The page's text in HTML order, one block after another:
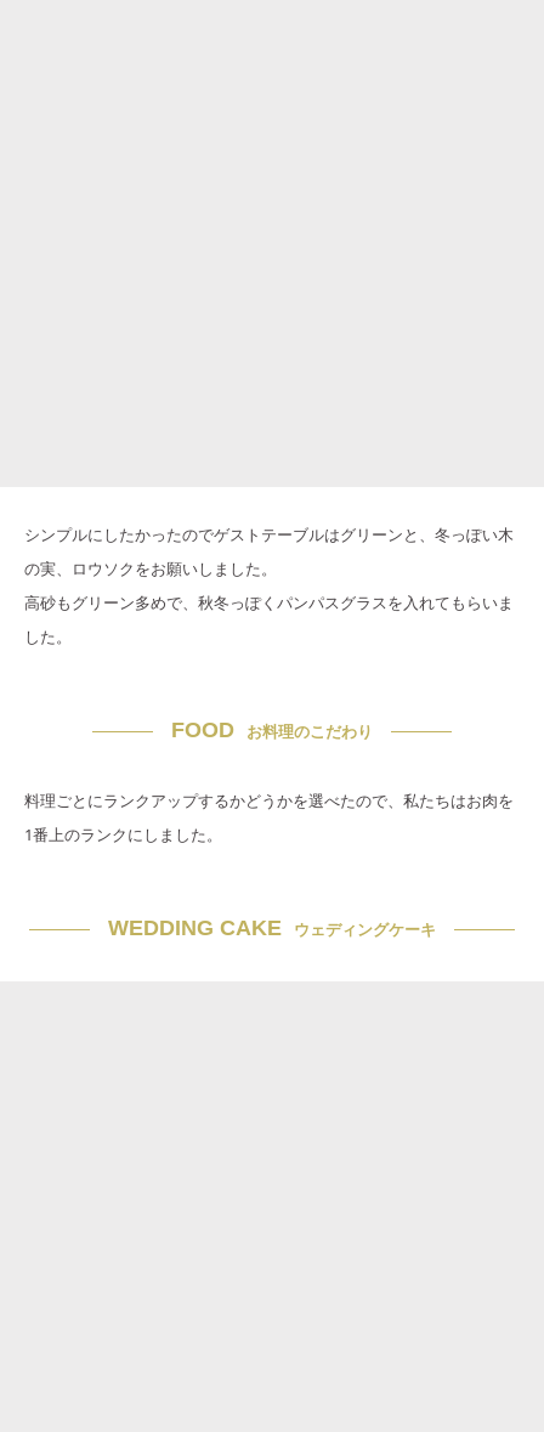
シンプルにしたかったのでゲストテーブルはグリーンと、冬っぽい木
の実、ロウソクをお願いしました。
高砂もグリーン多めで、秋冬っぽくパンパスグラスを入れてもらいま
した。
FOOD お料理のこだわり
料理ごとにランクアップするかどうかを選べたので、私たちはお肉を
1番上のランクにしました。
WEDDING CAKE ウェディングケーキ